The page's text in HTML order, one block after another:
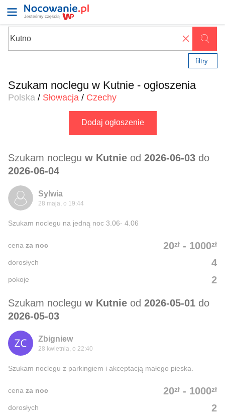
✖
filtry
Szukam noclegu w Kutnie - ogłoszenia
Polska / Słowacja / Czechy
Dodaj ogłoszenie
Szukam noclegu w Kutnie od 2026-06-03 do
2026-06-04
Sylwia
28 maja, o 19:44
Szukam noclegu na jedną noc 3.06- 4.06
20zł - 1000zł
cena za noc
4
dorosłych
2
pokoje
Szukam noclegu w Kutnie od 2026-05-01 do
2026-05-03
Zbigniew
28 kwietnia, o 22:40
Szukam noclegu z parkingiem i akceptacją małego pieska.
20zł - 1000zł
cena za noc
2
dorosłych